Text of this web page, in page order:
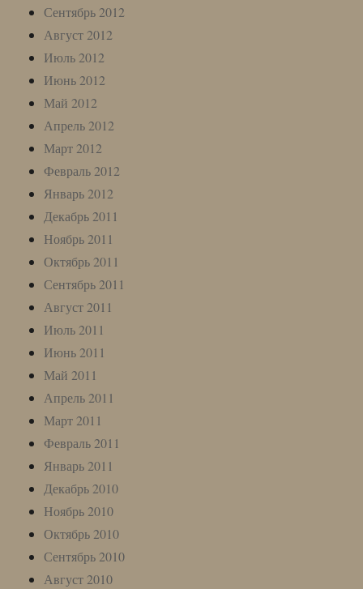
Сентябрь 2012
Август 2012
Июль 2012
Июнь 2012
Май 2012
Апрель 2012
Март 2012
Февраль 2012
Январь 2012
Декабрь 2011
Ноябрь 2011
Октябрь 2011
Сентябрь 2011
Август 2011
Июль 2011
Июнь 2011
Май 2011
Апрель 2011
Март 2011
Февраль 2011
Январь 2011
Декабрь 2010
Ноябрь 2010
Октябрь 2010
Сентябрь 2010
Август 2010